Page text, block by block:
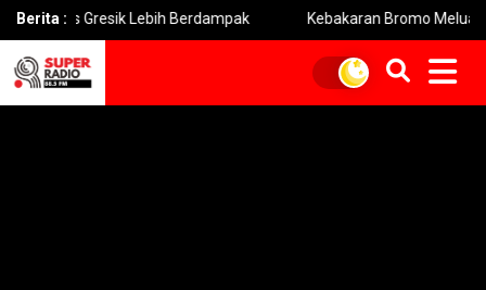
Berita :
Gresik Lebih Berdampak Kebakaran Bromo Meluas